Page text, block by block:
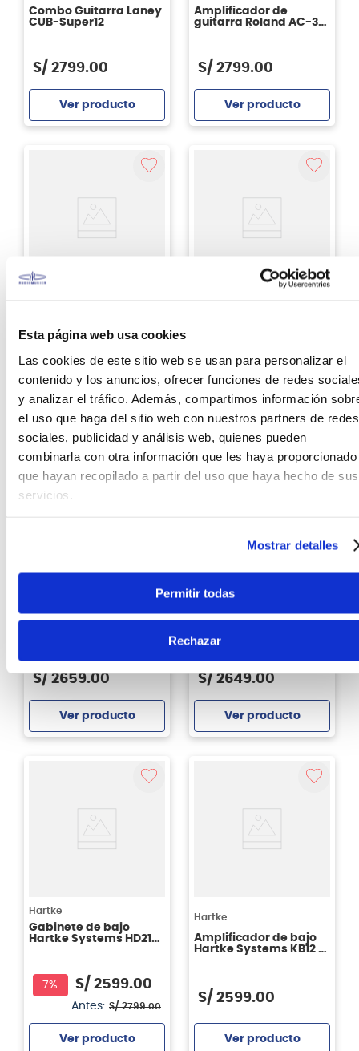
Esta página web usa cookies
Las cookies de este sitio web se usan para personalizar el
contenido y los anuncios, ofrecer funciones de redes
y analizar el tráfico. Además, compartimos información
el uso que haga del sitio web con nuestros partners de redes
sociales, publicidad y análisis web, quienes pueden
combinarla con otra información que les haya proporcionado
que hayan recopilado a partir del uso que haya hecho de sus
servicios.
Mostrar detalles
Permitir todas
Rechazar
Combo Guitarra Laney
CUB-Super12
S/ 2799.00
Ver producto
Amplificador de
guitarra Roland AC-33
S/ 2799.00
Ver producto
guitarra Blackstar HT-
5R MKIII 5 W
S/ 2699 .
Agregar
S/ 2689 00
Agregar
Amplificador para
S/ 2659.00
Ver producto
Amplificador de
(multifuncional)
S/ 2649.00
Ver producto
Hartke
Gabinete de bajo
Hartke Systems HD210
7% S/ 2599.00
Antes: S/ 2799.00
Ver producto
Hartke
Amplificador de bajo
Hartke Systems KB12 -
S/ 2599.00
Ver producto